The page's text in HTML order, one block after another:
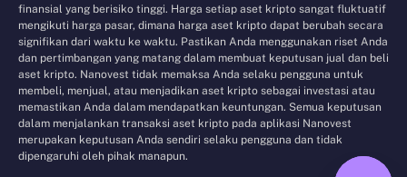
finansial yang berisiko tinggi. Harga setiap aset kripto sangat fluktuatif
mengikuti harga pasar, dimana harga aset kripto dapat berubah secara
signifikan dari waktu ke waktu. Pastikan Anda menggunakan riset Anda
dan pertimbangan yang matang dalam membuat keputusan jual dan beli
aset kripto. Nanovest tidak memaksa Anda selaku pengguna untuk
membeli, menjual, atau menjadikan aset kripto sebagai investasi atau
memastikan Anda dalam mendapatkan keuntungan. Semua keputusan
dalam menjalankan transaksi aset kripto pada aplikasi Nanovest
merupakan keputusan Anda sendiri selaku pengguna dan tidak
dipengaruhi oleh pihak manapun.